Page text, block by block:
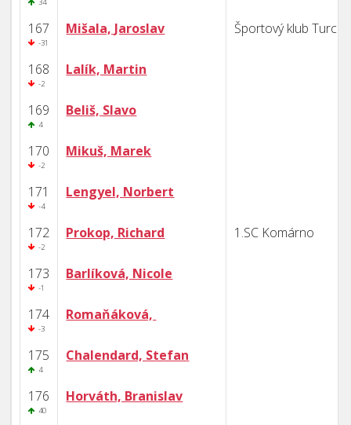
167
-31
Mišala, Jaroslav Športový klub Turca
168
-2
Lalík, Martin
169
4
Beliš, Slavo
170
-2
Mikuš, Marek
171
-4
Lengyel, Norbert
172
-2
Prokop, Richard 1.SC Komárno
173
-1
Barlíková, Nicole
174
-3
Romaňáková,
175
4
Chalendard, Stefan
176
40
Horváth, Branislav